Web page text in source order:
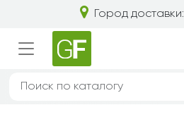
Город доставки: